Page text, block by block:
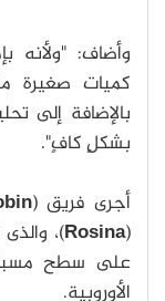
وأضاف: "ولأنه
كميات صغيرة
بالإضافة إلى
بشكلٍ كافٍ".
أجرى فريق (
(
Rosina)،
على سطح مسبار
الأوروبية.